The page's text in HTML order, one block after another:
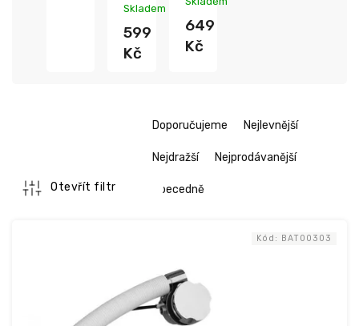
Kč
Skladem
599
Kč
649
Kč
Ř
d
u
k
Doporučujeme Nejlevnější
Nejdražší Nejprodávanější
Abecedně
Otevřít filtr
Kód: BAT00303